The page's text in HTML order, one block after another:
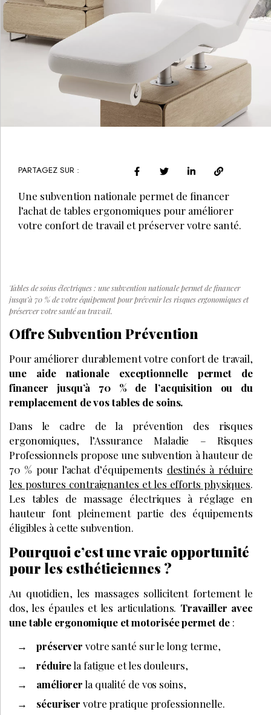
PARTAGEZ SUR :
Une subvention nationale permet de financer
l’achat de tables ergonomiques pour améliorer
votre confort de travail et préserver votre santé.
Tables de soins électriques : une subvention nationale permet de financer
jusqu’à 70 % de votre équipement pour prévenir les risques ergonomiques et
préserver votre santé au travail.
Offre Subvention Prévention
Pour améliorer durablement votre confort de travail,
une aide nationale exceptionnelle permet de
financer jusqu’à 70 % de l’acquisition ou du
remplacement de vos tables de soins.
Dans le cadre de la prévention des risques
ergonomiques, l’Assurance Maladie – Risques
Professionnels propose une subvention à hauteur de
70 % pour l’achat d’équipements destinés à réduire
les postures contraignantes et les efforts physiques.
Les tables de massage électriques à réglage en
hauteur font pleinement partie des équipements
éligibles à cette subvention.
Pourquoi c’est une vraie opportunité
pour les esthéticiennes ?
Au quotidien, les massages sollicitent fortement le
dos, les épaules et les articulations. Travailler avec
une table ergonomique et motorisée permet de:
préserver votre santé sur le long terme,
réduirela fatigue et les douleurs,
améliorer la qualité de vos soins,
sécuriser votre pratique professionnelle.